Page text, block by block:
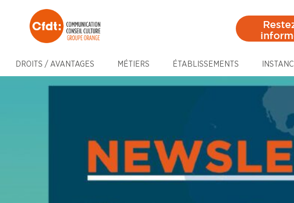
DROITS / AVANTAGES MÉTIERS ÉTABLISSEMENTS